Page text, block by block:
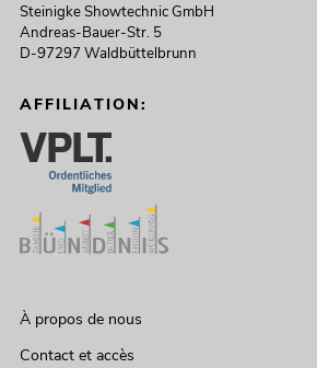
Steinigke Showtechnic GmbH
Andreas-Bauer-Str. 5
D-97297 Waldbüttelbrunn
AFFILIATION:
À propos de nous
Contact et accès